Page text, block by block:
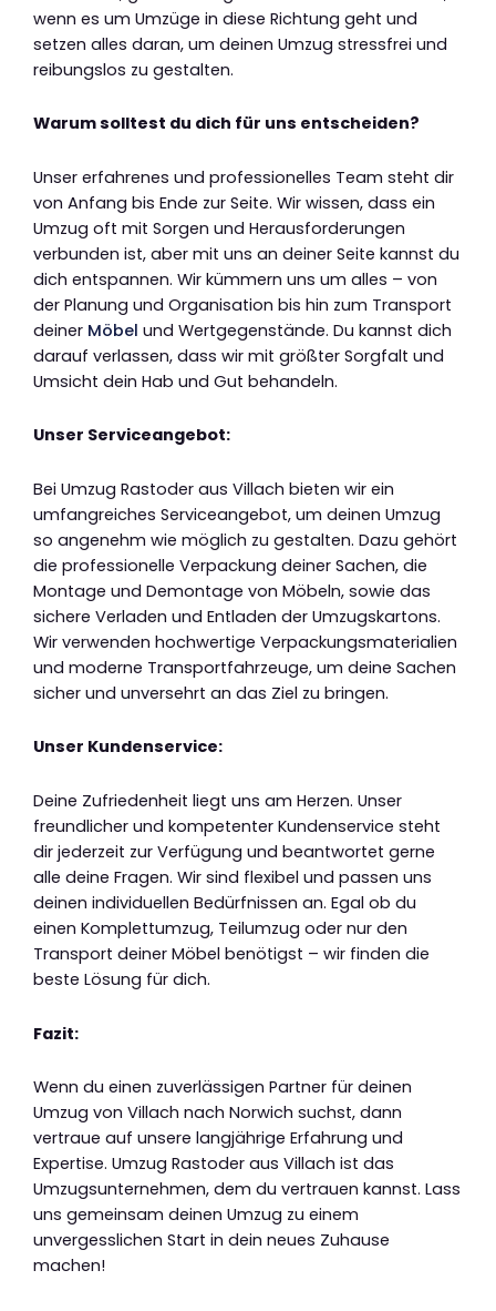
wenn es um Umzüge in diese Richtung geht und
setzen alles daran, um deinen Umzug stressfrei und
reibungslos zu gestalten.
Warum solltest du dich für uns entscheiden?
Unser erfahrenes und professionelles Team steht dir
von Anfang bis Ende zur Seite. Wir wissen, dass ein
Umzug oft mit Sorgen und Herausforderungen
verbunden ist, aber mit uns an deiner Seite kannst du
dich entspannen. Wir kümmern uns um alles – von
der Planung und Organisation bis hin zum Transport
deiner Möbel und Wertgegenstände. Du kannst dich
darauf verlassen, dass wir mit größter Sorgfalt und
Umsicht dein Hab und Gut behandeln.
Unser Serviceangebot:
Bei Umzug Rastoder aus Villach bieten wir ein
umfangreiches Serviceangebot, um deinen Umzug
so angenehm wie möglich zu gestalten. Dazu gehört
die professionelle Verpackung deiner Sachen, die
Montage und Demontage von Möbeln, sowie das
sichere Verladen und Entladen der Umzugskartons.
Wir verwenden hochwertige Verpackungsmaterialien
und moderne Transportfahrzeuge, um deine Sachen
sicher und unversehrt an das Ziel zu bringen.
Unser Kundenservice:
Deine Zufriedenheit liegt uns am Herzen. Unser
freundlicher und kompetenter Kundenservice steht
dir jederzeit zur Verfügung und beantwortet gerne
alle deine Fragen. Wir sind flexibel und passen uns
deinen individuellen Bedürfnissen an. Egal ob du
einen Komplettumzug, Teilumzug oder nur den
Transport deiner Möbel benötigst – wir finden die
beste Lösung für dich.
Fazit:
Wenn du einen zuverlässigen Partner für deinen
Umzug von Villach nach Norwich suchst, dann
vertraue auf unsere langjährige Erfahrung und
Expertise. Umzug Rastoder aus Villach ist das
Umzugsunternehmen, dem du vertrauen kannst. Lass
uns gemeinsam deinen Umzug zu einem
unvergesslichen Start in dein neues Zuhause
machen!